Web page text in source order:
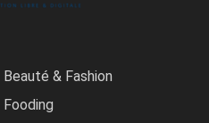
Beauté & Fashion
Fooding